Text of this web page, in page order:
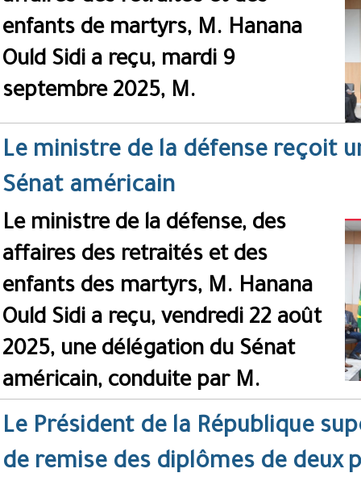
enfants de martyrs, M. Hanana
Ould Sidi a reçu, mardi 9
septembre 2025, M.
Le ministre de la défense reçoit
Sénat américain
Le ministre de la défense, des
affaires des retraités et des
enfants des martyrs, M. Hanana
Ould Sidi a reçu, vendredi 22 août
2025, une délégation du Sénat
américain, conduite par M.
Le Président de la République
de remise des diplômes de deux